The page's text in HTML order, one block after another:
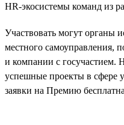
HR-экосистемы команд из
Участвовать могут органы
местного самоуправления,
и компании с
успешные проекты в сфере
заявки на Премию